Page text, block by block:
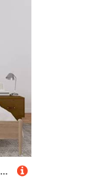
Youuihom Nachttisch Set 2 Stück Honigbraun aus Massivholz Kiefer 40x34x35 cm mit Schublade Elegantes Design Robuste Oberfläche für Schlafzimmer